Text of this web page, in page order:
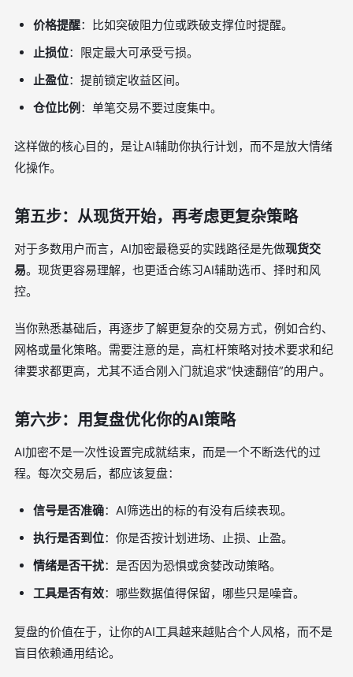
价格提醒：比如突破阻力位或跌破支撑位时提醒。
止损位：限定最大可承受亏损。
止盈位：提前锁定收益区间。
仓位比例 ：单笔交易不要过度集中。
这样做的核心目的，是让AI辅助你执行计划，而不是放大情绪
化操作。
第五步：从现货开始，再考虑更复杂策略
对于多数用户而言，AI加密最稳妥的实践路径是先做现货交
易。现货更容易理解，也更适合练习AI辅助选币、择时和风
控。
当你熟悉基础后，再逐步了解更复杂的交易方式，例如合约、
网格或量化策略。需要注意的是，高杠杆策略对技术要求和纪
律要求都更高，尤其不适合刚入门就追求“快速翻倍”的用户。
第六步：用复盘优化你的AI策略
AI加密不是一次性设置完成就结束，而是一个不断迭代的过
程。每次交易后，都应该复盘：
信号是否准确：AI筛选出的标的有没有后续表现。
执行是否到位：你是否按计划进场、止损、止盈。
情绪是否干扰：是否因为恐惧或贪婪改动策略。
工具是否有效：哪些数据值得保留，哪些只是噪音。
复盘的价值在于，让你的AI工具越来越贴合个人风格，而不是
盲目依赖通用结论。